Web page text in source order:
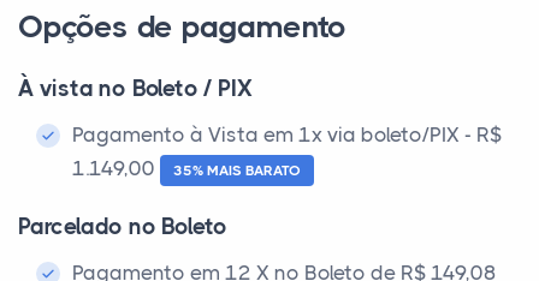
Opções de pagamento
À vista no Boleto / PIX
Pagamento à Vista em 1x via boleto/PIX - R$
1.149,00
35% MAIS BARATO
Parcelado no Boleto
Pagamento em 12 X no Boleto de R$ 149,08